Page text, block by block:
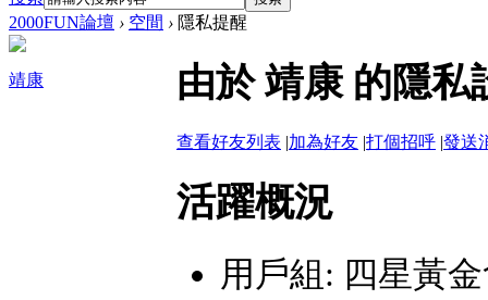
2000FUN論壇 › 空間 › 隱私提醒
靖康 由於 靖康 的隱
查看好友列表 |加為好友 |打個招呼 |發送
活躍概況
用戶組: 四星黃